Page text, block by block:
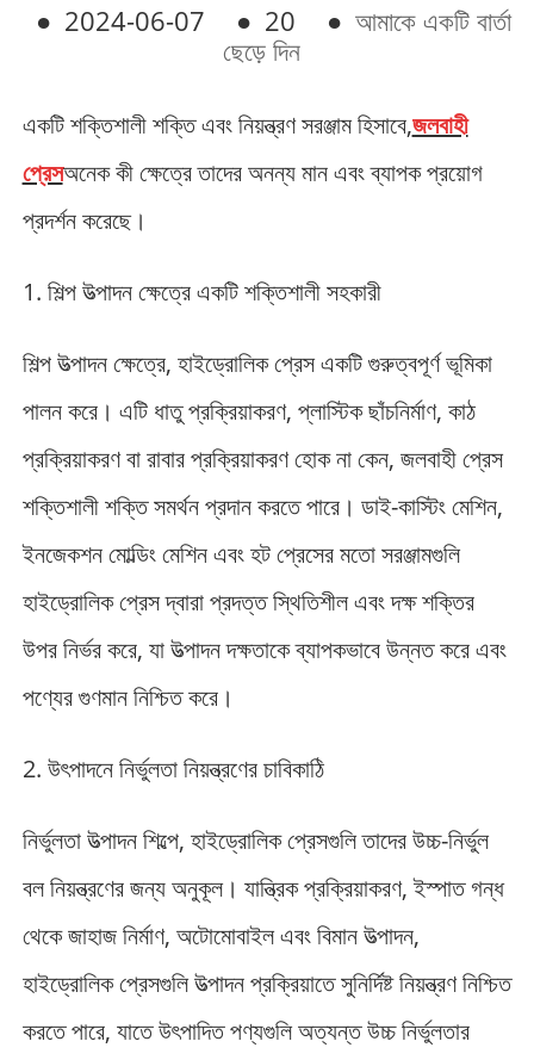
● 2024-06-07 ● 20 ● আমাকে একটি বার্তা
ছেড়ে দিন
একটি শক্তিশালী শক্তি এবং নিয়ন্ত্রণ সরঞ্জাম হিসাবে,জলবাহী
প্রেসঅনেক কী ক্ষেত্রে তাদের অনন্য মান এবং ব্যাপক প্রয়োগ
প্রদর্শন করেছে।
1. শিল্প উত্পাদন ক্ষেত্রে একটি শক্তিশালী সহকারী
শিল্প উত্পাদন ক্ষেত্রে, হাইড্রোলিক প্রেস একটি গুরুত্বপূর্ণ ভূমিকা
পালন করে। এটি ধাতু প্রক্রিয়াকরণ, প্লাস্টিক ছাঁচনির্মাণ, কাঠ
প্রক্রিয়াকরণ বা রাবার প্রক্রিয়াকরণ হোক না কেন, জলবাহী প্রেস
শক্তিশালী শক্তি সমর্থন প্রদান করতে পারে। ডাই-কাস্টিং মেশিন,
ইনজেকশন মোল্ডিং মেশিন এবং হট প্রেসের মতো সরঞ্জামগুলি
হাইড্রোলিক প্রেস দ্বারা প্রদত্ত স্থিতিশীল এবং দক্ষ শক্তির
উপর নির্ভর করে, যা উত্পাদন দক্ষতাকে ব্যাপকভাবে উন্নত করে এবং
পণ্যের গুণমান নিশ্চিত করে।
2. উৎপাদনে নির্ভুলতা নিয়ন্ত্রণের চাবিকাঠি
নির্ভুলতা উত্পাদন শিল্পে, হাইড্রোলিক প্রেসগুলি তাদের উচ্চ-নির্ভুল
বল নিয়ন্ত্রণের জন্য অনুকূল। যান্ত্রিক প্রক্রিয়াকরণ, ইস্পাত গন্ধ
থেকে জাহাজ নির্মাণ, অটোমোবাইল এবং বিমান উত্পাদন,
হাইড্রোলিক প্রেসগুলি উত্পাদন প্রক্রিয়াতে সুনির্দিষ্ট নিয়ন্ত্রণ নিশ্চিত
করতে পারে, যাতে উৎপাদিত পণ্যগুলি অত্যন্ত উচ্চ নির্ভুলতার